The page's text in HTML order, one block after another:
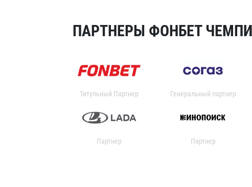
ПАРТНЕРЫ ФОНБЕТ
Титульный Партнер Генеральный партнер
Партнер Партнер